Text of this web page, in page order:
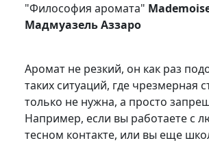
"Философия аромата"
Мадмуазель Аззаро
Аромат не резкий, он как раз
таких ситуаций, где чрезмерная
только не нужна, а просто
Например, если вы работаете с
тесном контакте, или вы еще